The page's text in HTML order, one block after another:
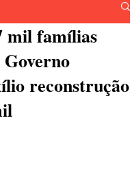
mil famílias
reconstrução